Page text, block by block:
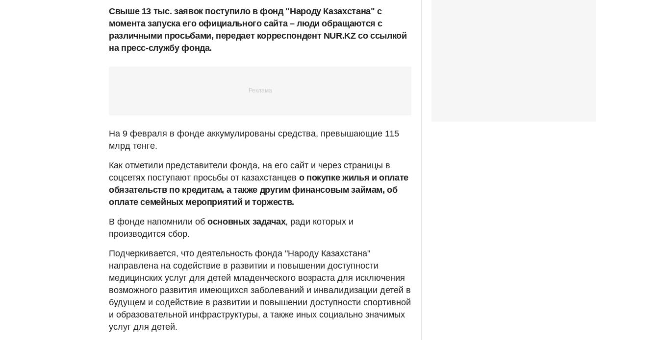
Свыше 13 тыс. заявок поступило в фонд "Народу Казахстана" с
момента запуска его официального сайта – люди обращаются с
различными просьбами, передает корреспондент NUR.KZ со ссылкой
на пресс-службу фонда.
На 9 февраля в фонде аккумулированы средства, превышающие 115
млрд тенге.
Как отметили представители фонда, на его сайт и через страницы в
соцсетях поступают просьбы от казахстанцев о покупке жилья и оплате
обязательств по кредитам, а также другим финансовым займам, об
оплате семейных мероприятий и торжеств.
В фонде напомнили об основных задачах, ради которых и
производится сбор.
Подчеркивается, что деятельность фонда "Народу Казахстана"
направлена на содействие в развитии и повышении доступности
медицинских услуг для детей младенческого возраста для исключения
возможного развития имеющихся заболеваний и инвалидизации детей в
будущем и содействие в развитии и повышении доступности спортивной
и образовательной инфраструктуры, а также иных социально значимых
услуг для детей.